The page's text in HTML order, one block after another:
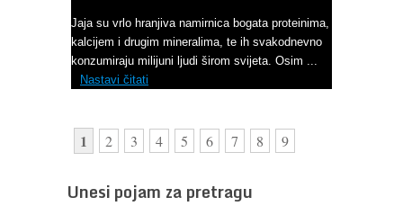
Jaja su vrlo hranjiva namirnica bogata proteinima,
kalcijem i drugim mineralima, te ih svakodnevno
konzumiraju milijuni ljudi širom svijeta. Osim ...
Nastavi čitati
1 2 3 4 5 6 7 8 9
Unesi pojam za pretragu